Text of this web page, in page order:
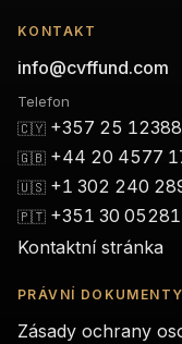
KONTAKT
info@cvffund.com
Telefon
🇨🇾 +357 25
🇬🇧 +44 20 4577
🇺🇸 +1 302 240
🇵🇹 +351 30
Kontaktní stránka
PRÁVNÍ DOKUMENTY
Zásady ochrany